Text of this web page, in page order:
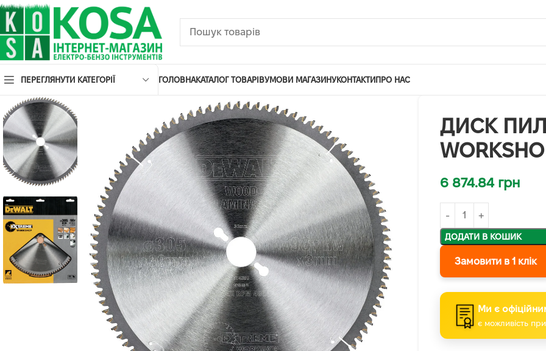
ПЕРЕГЛЯНУТИ КАТЕГОРІЇ ГОЛОВНАКАТАЛОГ ТОВАРІВУМОВИ МАГАЗИНУКОНТАКТИПРО НАС
ДИСК
6 874.84 грн
ДОДАТИ В КОШИК
Замовити в 1 клік
Ми є
є можливість